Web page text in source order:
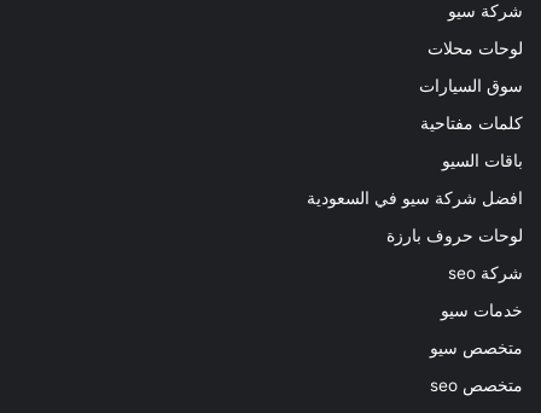
شركة سيو
لوحات محلات
سوق السيارات
كلمات مفتاحية
باقات السيو
افضل شركة سيو في السعودية
لوحات حروف بارزة
شركة seo
خدمات سيو
متخصص سيو
متخصص seo